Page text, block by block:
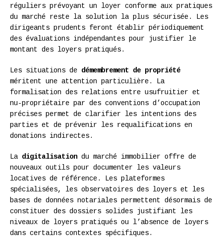
réguliers prévoyant un loyer conforme aux pratiques
du marché reste la solution la plus sécurisée. Les
dirigeants prudents feront établir périodiquement
des évaluations indépendantes pour justifier le
montant des loyers pratiqués.
Les situations de démembrement de propriété
méritent une attention particulière. La
formalisation des relations entre usufruitier et
nu-propriétaire par des conventions d’occupation
précises permet de clarifier les intentions des
parties et de prévenir les requalifications en
donations indirectes.
La digitalisation du marché immobilier offre de
nouveaux outils pour documenter les valeurs
locatives de référence. Les plateformes
spécialisées, les observatoires des loyers et les
bases de données notariales permettent désormais de
constituer des dossiers solides justifiant les
niveaux de loyers pratiqués ou l’absence de loyers
dans certains contextes spécifiques.